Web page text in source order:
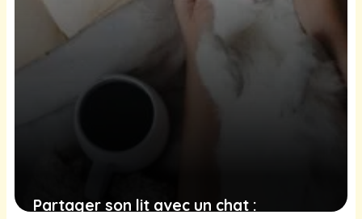
Partager son lit avec un chat :